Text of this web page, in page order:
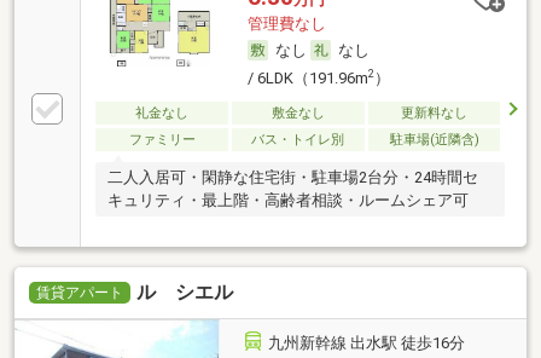
管理費なし
なし
なし
/ 6LDK（191.96m2）
礼金なし 敷金なし
更新料なし
ファミリー
バス・トイレ別 駐車場(近隣含)
二人入居可・閑静な住宅街・駐車場2台分・24時間セ
キュリティ・最上階・高齢者相談・ルームシェア可
賃貸アパート ル シエル
九州新幹線 出水駅 徒歩16分